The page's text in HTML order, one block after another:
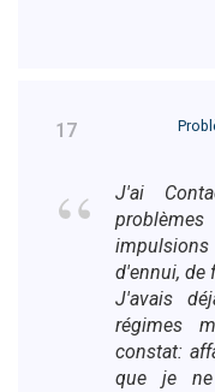
17
J'ai
d'ennui, de
J'avais
régimes
constat:
que je ne